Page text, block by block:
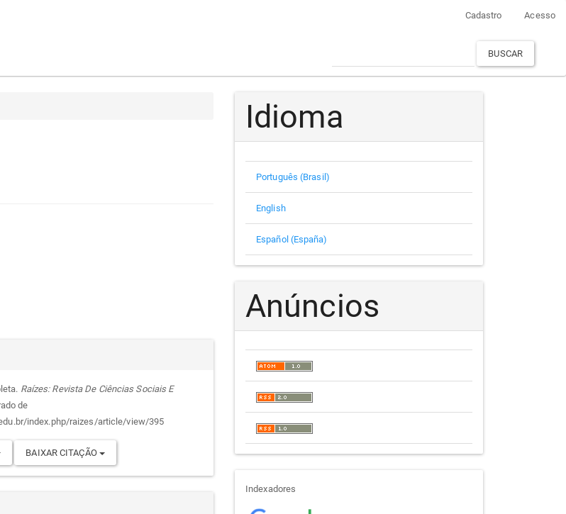
Cadastro Acesso
BUSCAR
Raízes: Revista De Ciências Sociais E
de
index.php/raizes/article/view/395
BAIXAR CITAÇÃO
Idioma
Português (Brasil)
English
Español (España)
Anúncios
indexadores
Indexadores